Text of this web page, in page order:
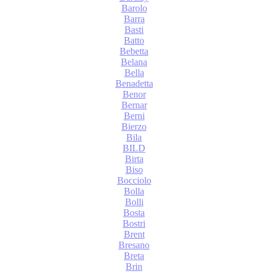
Barolo
Barra
Basti
Batto
Bebetta
Belana
Bella
Benadetta
Benor
Bernar
Berni
Bierzo
Bila
BILD
Birta
Biso
Bocciolo
Bolla
Bolli
Bosta
Bostri
Brent
Bresano
Breta
Brin